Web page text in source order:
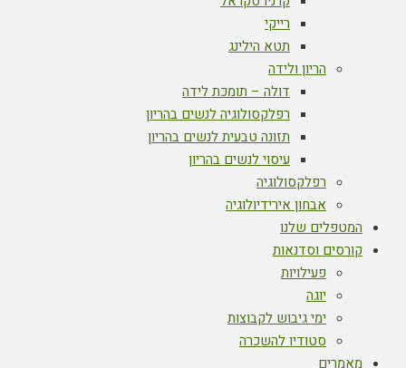
רייקי
תטא הילינג
הריון ולידה
דולה – תומכת לידה
רפלקסולוגיה לנשים בהריון
תזונה טבעית לנשים בהריון
עיסוי לנשים בהריון
רפלקסולוגיה
אבחון אירידיולוגיה
המטפלים שלנו
קורסים וסדנאות
פעילויות
יוגה
ימי גיבוש לקבוצות
סטודיו להשכרה
מאמרים